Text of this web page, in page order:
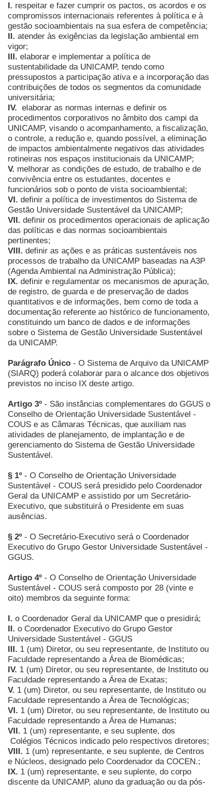
I. respeitar e fazer cumprir os pactos, os acordos e os
compromissos internacionais referentes à política e à
gestão socioambientais na sua esfera de competência;
II. atender às exigências da legislação ambiental em
vigor;
III. elaborar e implementar a política de
sustentabilidade da UNICAMP, tendo como
pressupostos a participação ativa e a incorporação das
contribuições de todos os segmentos da comunidade
universitária;
IV. elaborar as normas internas e definir os
procedimentos corporativos no âmbito dos campi da
UNICAMP, visando o acompanhamento, a fiscalização,
o controle, a redução e, quando possível, a eliminação
de impactos ambientalmente negativos das atividades
rotineiras nos espaços institucionais da UNICAMP;
V. melhorar as condições de estudo, de trabalho e de
convivência entre os estudantes, docentes e
funcionários sob o ponto de vista socioambiental;
VI. definir a política de investimentos do Sistema de
Gestão Universidade Sustentável da UNICAMP;
VII. definir os procedimentos operacionais de aplicação
das políticas e das normas socioambientais
pertinentes;
VIII. definir as ações e as práticas sustentáveis nos
processos de trabalho da UNICAMP baseadas na A3P
(Agenda Ambiental na Administração Pública);
IX. definir e regulamentar os mecanismos de apuração,
de registro, de guarda e de preservação de dados
quantitativos e de informações, bem como de toda a
documentação referente ao histórico de funcionamento,
constituindo um banco de dados e de informações
sobre o Sistema de Gestão Universidade Sustentável
da UNICAMP.
Parágrafo Único - O Sistema de Arquivo da UNICAMP
(SIARQ) poderá colaborar para o alcance dos objetivos
previstos no inciso IX deste artigo.
Artigo 3º - São instâncias complementares do GGUS o
Conselho de Orientação Universidade Sustentável -
COUS e as Câmaras Técnicas, que auxiliam nas
atividades de planejamento, de implantação e de
gerenciamento do Sistema de Gestão Universidade
Sustentável.
§ 1º - O Conselho de Orientação Universidade
Sustentável - COUS será presidido pelo Coordenador
Geral da UNICAMP e assistido por um Secretário-
Executivo, que substituirá o Presidente em suas
ausências.
§ 2º - O Secretário-Executivo será o Coordenador
Executivo do Grupo Gestor Universidade Sustentável -
GGUS.
Artigo 4º - O Conselho de Orientação Universidade
Sustentável - COUS será composto por 28 (vinte e
oito) membros da seguinte forma:
I. o Coordenador Geral da UNICAMP que o presidirá;
II. o Coordenador Executivo do Grupo Gestor
Universidade Sustentável - GGUS
III. 1 (um) Diretor, ou seu representante, de Instituto ou
Faculdade representando a Área de Biomédicas;
IV. 1 (um) Diretor, ou seu representante, de Instituto ou
Faculdade representando a Área de Exatas;
V. 1 (um) Diretor, ou seu representante, de Instituto ou
Faculdade representando a Área de Tecnológicas;
VI. 1 (um) Diretor, ou seu representante, de Instituto ou
Faculdade representando a Área de Humanas;
VII. 1 (um) representante, e seu suplente, dos
Colégios Técnicos indicado pelo respectivos diretores;
VIII. 1 (um) representante, e seu suplente, de Centros
e Núcleos, designado pelo Coordenador da COCEN.;
IX. 1 (um) representante, e seu suplente, do corpo
discente da UNICAMP, aluno da graduação ou da pós-